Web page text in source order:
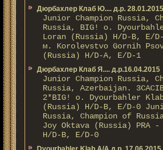
Дюрбахлер Клаб Ю.... д.р. 28.01.2015
Junior Champion Russia,
Russia, BIG! о.
Loran (Russia) H/D-B, E/
м. Korolevstvo Gornih
(Russia) H/D-A, E/D-1
Дюрбахлер Клаб Я.... д.р.16.04.2015
Junior Champion Russia,
Russia, Azerbaijan.
2*BIG! о. Dyourbahler
(Russia) H/D-B, E/D-0
Russia, Champion of
Joy Oktava (Russia) PRA -
H/D-B, E/D-0